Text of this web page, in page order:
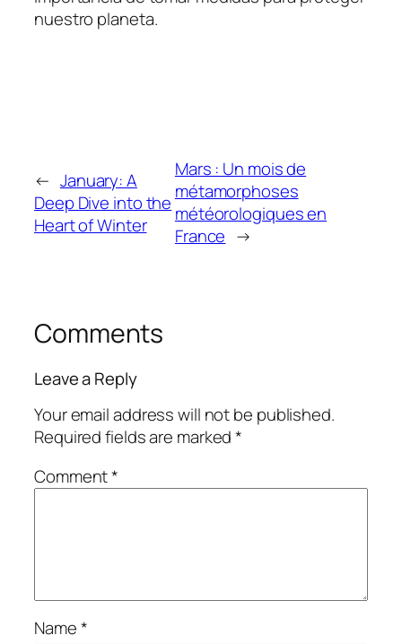
nuestro planeta.
← January: A
Deep Dive into the
Heart of Winter
Mars : Un mois de
métamorphoses
météorologiques en
France →
Comments
Leave a Reply
Your email address will not be published.
Required fields are marked*
Comment*
Name*